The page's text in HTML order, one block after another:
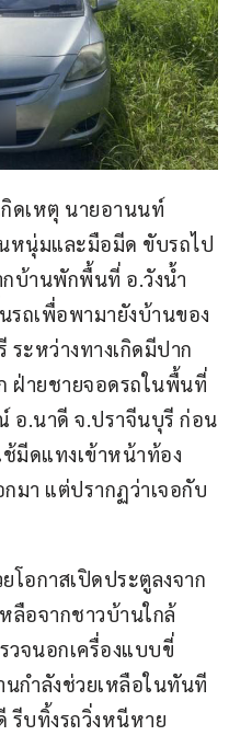
ดเหตุ นายอานนท์
หนุ่มและมือมีด ขับรถไป
กบ้านพักพื้นที่ อ.วังน้ำ
รถเพื่อพามายังบ้านของ
ะหว่างทางเกิดมีปาก
ฝ่ายชายจอดรถในพื้นที่
อ.นาดี จ.ปราจีนบุรี ก่อน
มีดแทงเข้าหน้าท้อง
มา แต่ปรากฏว่าเจอกับ
โอกาสเปิดประตูลงจาก
ลือจากชาวบ้านใกล้
วจนอกเครื่องแบบขี่
กำลังช่วยเหลือในทันที
รีบทิ้งรถวิ่งหนีหาย